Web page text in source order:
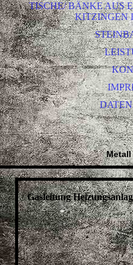
TISCHE/ BÄNKE AUS
KITZINGEN
Metall
Gasleitung